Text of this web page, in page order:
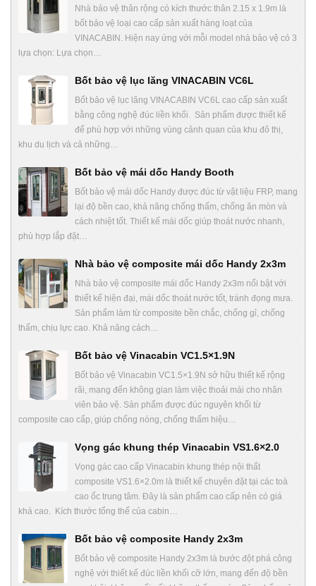
Nhà bảo vệ thân rộng có kích thước thân 2.15 x 1.9m là
bốt bảo vệ loại cao cấp sản xuất hàng loạt của
VINACABIN. Hiện nay ứng với mỗi model nhà bảo vệ có 3
lựa chọn: Lựa chọn…
Bốt bảo vệ lục lăng VINACABIN VC6L
Bốt bảo vệ lục lăng VINACABIN VC6L cao cấp sản xuất
bằng công nghệ đúc liền khối. Sản phẩm được thiết kế
để phù hợp với những vùng cảnh quan của khu đô thị,
khu du lịch và cả những…
Bốt bảo vệ mái dốc Handy Booth
Bốt bảo vệ mái dốc Handy được đúc từ vật liệu FRP, mang
lại độ bền cao, khả năng chống thấm, chống ăn mòn và
cách nhiệt tốt. Thiết kế mái dốc giúp thoát nước nhanh,
phù hợp lắp đặt…
Nhà bảo vệ composite mái dốc Handy 2x3m
Nhà bảo vệ composite mái dốc Handy 2x3m nổi bật với
thiết kế hiện đại, mái dốc thoát nước tốt, tránh đọng mưa.
Sản phẩm làm từ composite bền chắc, chống gỉ, chống
thấm, chịu lực cao. Khả năng cách…
Bốt bảo vệ Vinacabin VC1.5×1.9N
Bốt bảo vệ Vinacabin VC1.5×1.9N sở hữu thiết kế rộng
rãi, mang đến không gian làm việc thoải mái cho nhân
viên bảo vệ. Sản phẩm được đúc nguyên khối từ
composite cao cấp, giúp chống nóng, chống thấm hiệu…
Vọng gác khung thép Vinacabin VS1.6×2.0
Vọng gác cao cấp Vinacabin khung thép nội thất
composite VS1.6×2.0m là thiết kế chuyên đặt tại các toà
cao ốc trung tâm. Đây là sản phẩm cao cấp nên có giá
khá cao. Kích thước tổng thể của cabin…
Bốt bảo vệ composite Handy 2x3m
Bốt bảo vệ composite Handy 2x3m là bước đột phá công
nghệ với thiết kế đúc liền khối cỡ lớn, mang đến độ bền